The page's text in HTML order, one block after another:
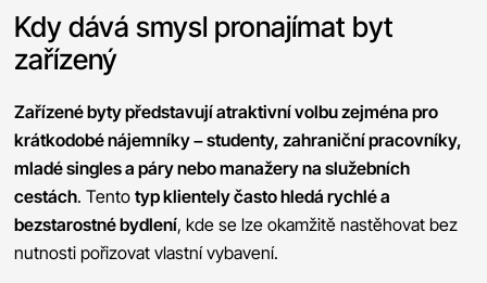
Kdy dává smysl pronajímat byt
zařízený
Zařízené byty představují atraktivní volbu zejména pro
krátkodobé nájemníky – studenty, zahraniční pracovníky,
mladé singles a páry nebo manažery na služebních
cestách. Tentotyp klientely často hledá rychlé a
bezstarostné bydlení, kde se lze okamžitě nastěhovat bez
nutnosti pořizovat vlastní vybavení.